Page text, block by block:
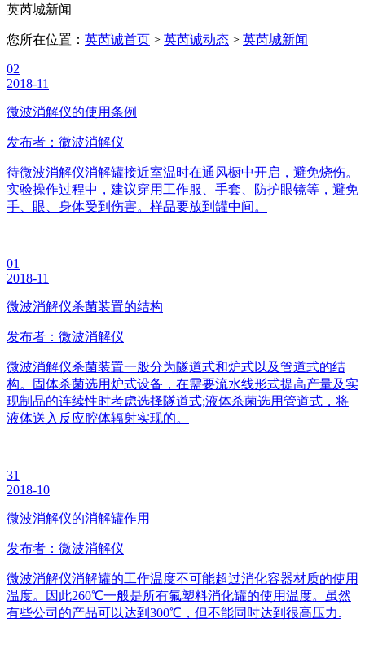
英芮城新闻
您所在位置： 英芮诚首页 > 英芮诚动态 > 英芮城新闻
02
2018-11
微波消解仪的使用条例
发布者：微波消解仪
待微波消解仪消解罐接近室温时在通风橱中开启，避免烧伤。
实验操作过程中，建议穿用工作服、手套、防护眼镜等，避免
手、眼、身体受到伤害。样品要放到罐中间。
01
2018-11
微波消解仪杀菌装置的结构
发布者：微波消解仪
微波消解仪杀菌装置一般分为隧道式和炉式以及管道式的结
构。固体杀菌选用炉式设备，在需要流水线形式提高产量及实
现制品的连续性时考虑选择隧道式;液体杀菌选用管道式，将
液体送入反应腔体辐射实现的。
31
2018-10
微波消解仪的消解罐作用
发布者：微波消解仪
微波消解仪消解罐的工作温度不可能超过消化容器材质的使用
温度。因此260℃一般是所有氟塑料消化罐的使用温度。虽然
有些公司的产品可以达到300℃，但不能同时达到很高压力.